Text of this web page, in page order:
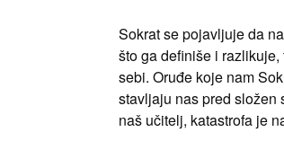
Sokrat se pojavljuje da
što ga definiše i
sebi. Oruđe koje nam
stavljaju nas pred složen
naš učitelj, katastrofa je